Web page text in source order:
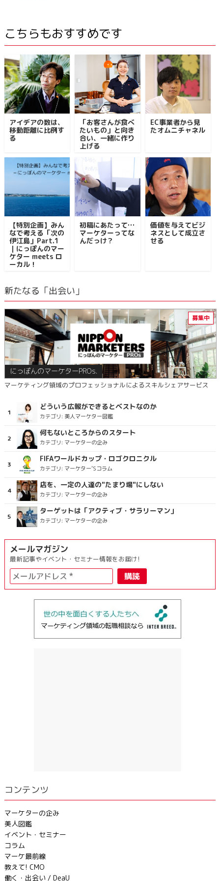
こちらもおすすめです
アイデアの数は、
移動距離に比例す
る
「お客さんが食べ
たいもの」と向き
合い、一緒に作り
上げる
EC事業者から見
たオムニチャネル
【特別企画】みん
なで考える「次の
伊江島」Part.1
｜にっぽんのマー
ケター meets ロ
ーカル！
初稿にあたって…
マーケターってな
んだっけ？
価値を与えてビジ
ネスとして成立さ
せる
新たなる「出会い」
にっぽんのマーケターPROs.
マーケティング領域のプロフェッショナルによるスキルシェアサービス
どういう広報ができるとベストなのか
カテゴリ: 美人マーケター図鑑
何もないところからのスタート
カテゴリ: マーケターの企み
FIFAワールドカップ・ロゴクロニクル
カテゴリ: マーケター’Sコラム
店を、一定の人達の"たまり場"にしない
カテゴリ: マーケターの企み
ターゲットは「アクティブ・サラリーマン」
カテゴリ: マーケターの企み
メールマガジン
最新記事やイベント・セミナー情報をお届け!
コンテンツ
マーケターの企み
美人図鑑
イベント・セミナー
コラム
マーケ最前線
教えて! CMO
働く・出会い / DeaU